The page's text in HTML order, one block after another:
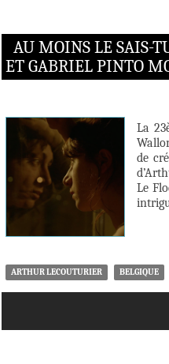
AU MOINS LE SAIS-
ET GABRIEL PINTO
La
de
Le
ARTHUR LECOUTURIER BELGIQUE